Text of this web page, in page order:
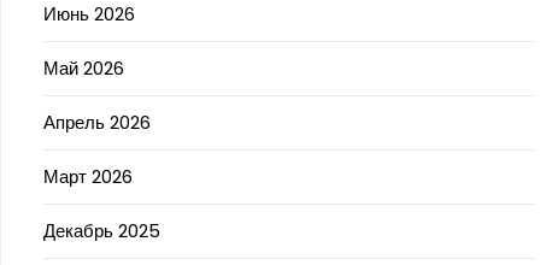
Июнь 2026
Май 2026
Апрель 2026
Март 2026
Декабрь 2025